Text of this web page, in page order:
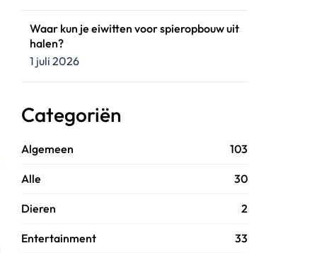
Waar kun je eiwitten voor spieropbouw uit
halen?
1 juli 2026
Categoriën
Algemeen 103
Alle 30
Dieren 2
Entertainment 33